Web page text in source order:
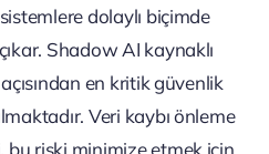
dolaylı biçimde
Shadow AI kaynaklı
en kritik güvenlik
Veri kaybı önleme
bu riski minimize etmek için